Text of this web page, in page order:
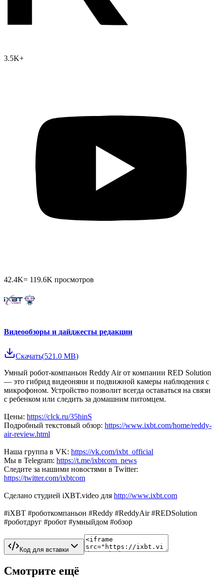
3.5K+
42.4K= 119.6K просмотров
Видеообзоры и дайджесты редакции
Скачать(521.0 MB)
Умный робот-компаньон Reddy Air от компании RED Solution
— это гибрид видеоняни и подвижной камеры наблюдения с
микрофоном. Устройство позволит всегда оставаться на связи
с ребенком или следить за домашним питомцем.
Цены: https://clck.ru/35hinS
Подробный текстовый обзор: https://www.ixbt.com/home/reddy-
air-review.html
Наша группа в VK: https://vk.com/ixbt_official
Мы в Telegram: https://t.me/ixbtcom_news
Следите за нашими новостями в Twitter:
https://twitter.com/ixbtcom
Сделано студией iXBT.video для http://www.ixbt.com
#iXBT #роботкомпаньон #Reddy #ReddyAir #REDSolution
#роботдруг #робот #умныйдом #обзор
Код для вставки
Смотрите ещё